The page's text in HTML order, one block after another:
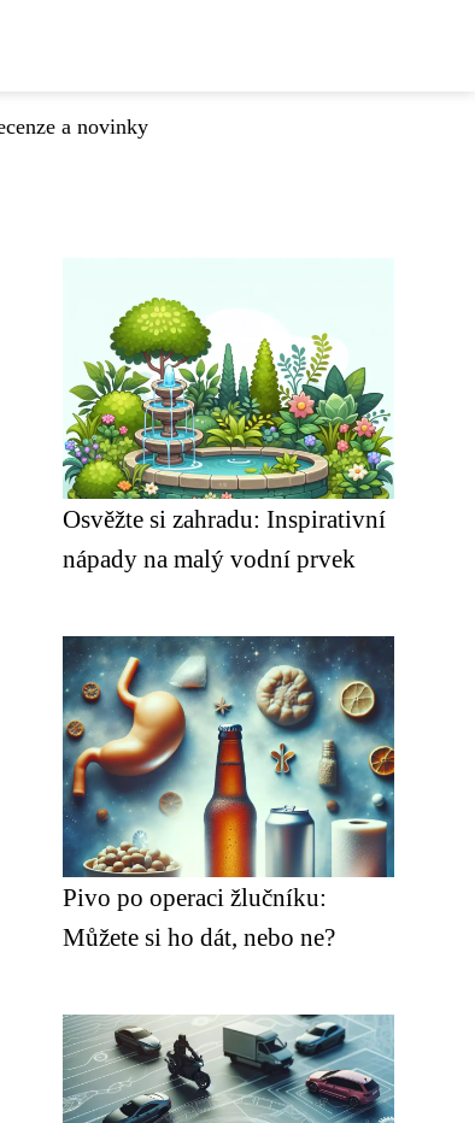
a novinky
Osvěžte si zahradu: Inspirativní
nápady na malý vodní prvek
Pivo po operaci žlučníku:
Můžete si ho dát, nebo ne?